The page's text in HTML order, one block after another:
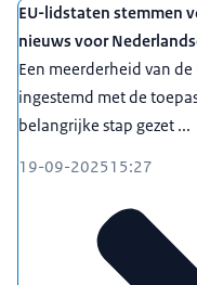
EU-lidstaten stemmen
nieuws voor
Een meerderheid van
ingestemd met de
belangrijke stap gezet ...
19-09-202515:27